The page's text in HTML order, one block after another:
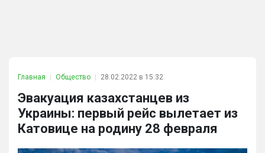
Главная Общество 28.02.2022 в 15:32
Эвакуация казахстанцев из
Украины: первый рейс вылетает из
Катовице на родину 28 февраля